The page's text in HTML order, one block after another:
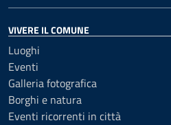
VIVERE IL COMUNE
Luoghi
Eventi
Galleria fotografica
Borghi e natura
Eventi ricorrenti in città